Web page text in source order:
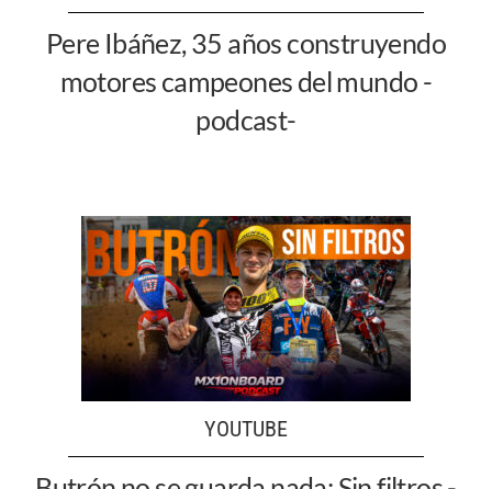
Pere Ibáñez, 35 años construyendo
motores campeones del mundo -
podcast-
YOUTUBE